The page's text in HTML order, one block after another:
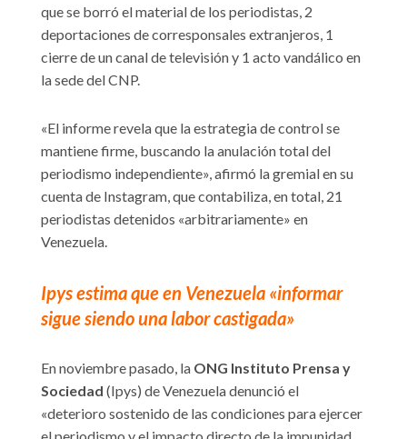
que se borró el material de los periodistas, 2
deportaciones de corresponsales extranjeros, 1
cierre de un canal de televisión y 1 acto vandálico en
la sede del CNP.
«El informe revela que la estrategia de control se
mantiene firme, buscando la anulación total del
periodismo independiente», afirmó la gremial en su
cuenta de Instagram, que contabiliza, en total, 21
periodistas detenidos «arbitrariamente» en
Venezuela.
Ipys estima que en Venezuela «informar
sigue siendo una labor castigada»
En noviembre pasado, la ONG Instituto Prensa y
Sociedad (Ipys) de Venezuela denunció el
«deterioro sostenido de las condiciones para ejercer